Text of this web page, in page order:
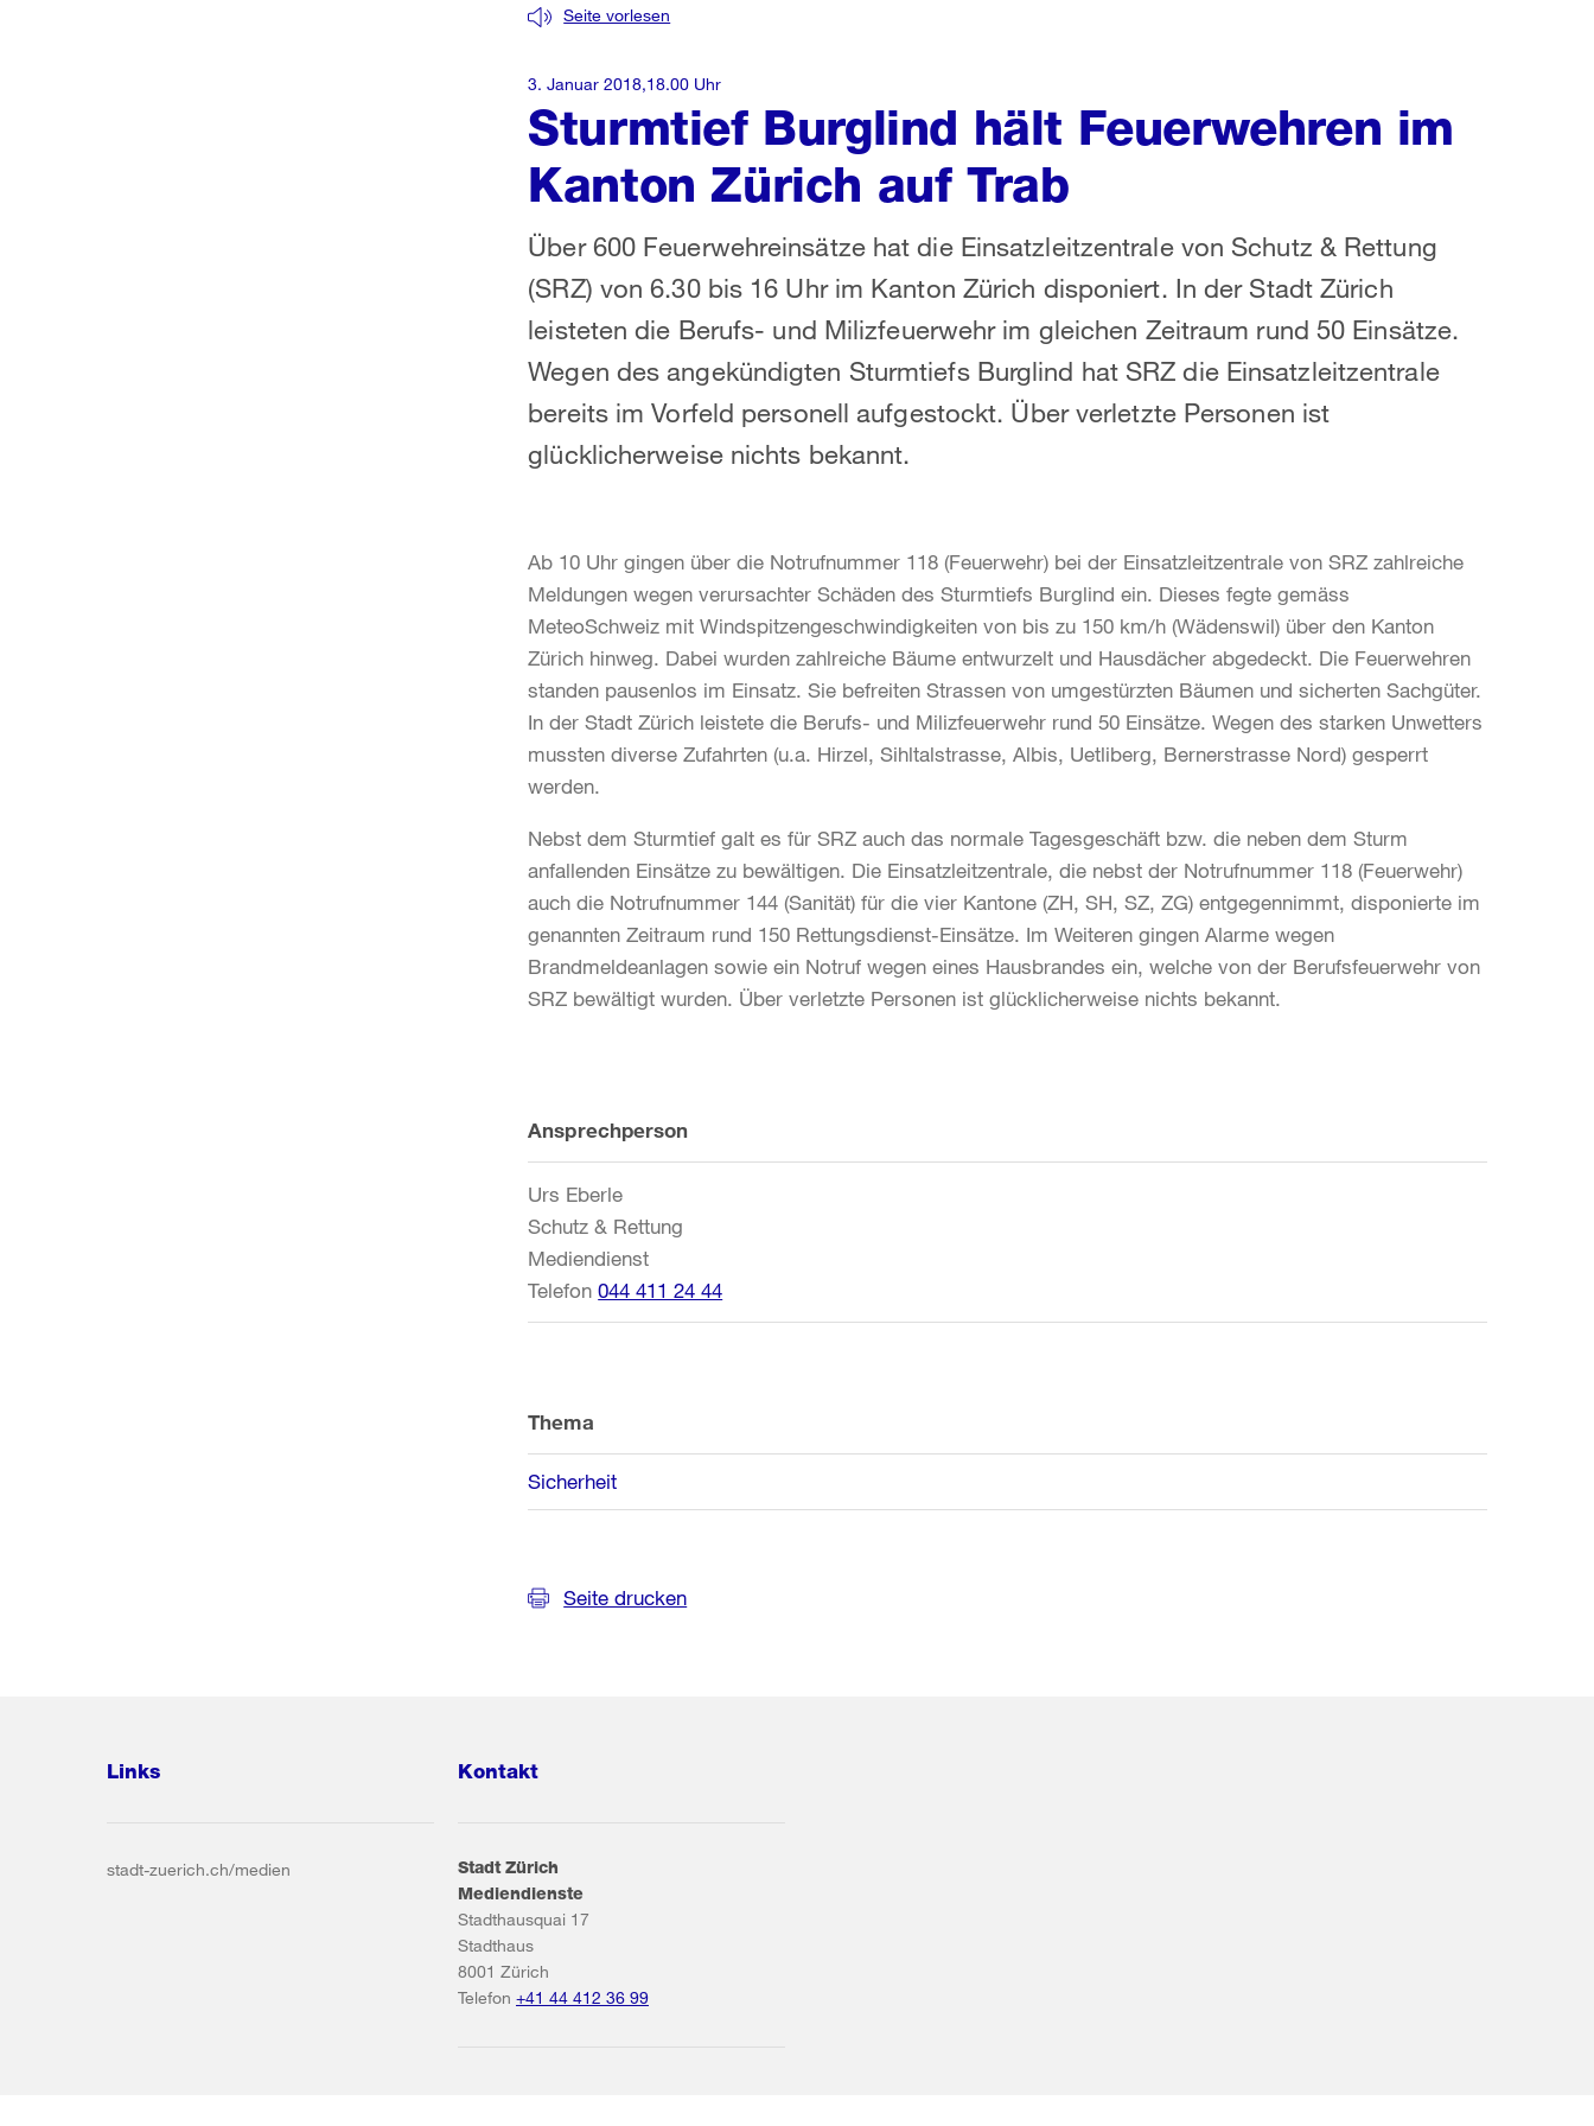
Sturmtief Burglind hält Feuerwehren im
Kanton Zürich auf Trab
Seite vorlesen
Über 600 Feuerwehreinsätze hat die Einsatzleitzentrale von Schutz & Rettung
(SRZ) von 6.30 bis 16 Uhr im Kanton Zürich disponiert. In der Stadt Zürich
leisteten die Berufs- und Milizfeuerwehr im gleichen Zeitraum rund 50 Einsätze.
Wegen des angekündigten Sturmtiefs Burglind hat SRZ die Einsatzleitzentrale
bereits im Vorfeld personell aufgestockt. Über verletzte Personen ist
glücklicherweise nichts bekannt.
3. Januar 2018,18.00 Uhr
Ab 10 Uhr gingen über die Notrufnummer 118 (Feuerwehr) bei der Einsatzleitzentrale von SRZ zahlreiche
Meldungen wegen verursachter Schäden des Sturmtiefs Burglind ein. Dieses fegte gemäss
MeteoSchweiz mit Windspitzengeschwindigkeiten von bis zu 150 km/h (Wädenswil) über den Kanton
Zürich hinweg. Dabei wurden zahlreiche Bäume entwurzelt und Hausdächer abgedeckt. Die Feuerwehren
standen pausenlos im Einsatz. Sie befreiten Strassen von umgestürzten Bäumen und sicherten Sachgüter.
In der Stadt Zürich leistete die Berufs- und Milizfeuerwehr rund 50 Einsätze. Wegen des starken Unwetters
mussten diverse Zufahrten (u.a. Hirzel, Sihltalstrasse, Albis, Uetliberg, Bernerstrasse Nord) gesperrt
werden.
Nebst dem Sturmtief galt es für SRZ auch das normale Tagesgeschäft bzw. die neben dem Sturm
anfallenden Einsätze zu bewältigen. Die Einsatzleitzentrale, die nebst der Notrufnummer 118 (Feuerwehr)
auch die Notrufnummer 144 (Sanität) für die vier Kantone (ZH, SH, SZ, ZG) entgegennimmt, disponierte im
genannten Zeitraum rund 150 Rettungsdienst-Einsätze. Im Weiteren gingen Alarme wegen
Brandmeldeanlagen sowie ein Notruf wegen eines Hausbrandes ein, welche von der Berufsfeuerwehr von
SRZ bewältigt wurden. Über verletzte Personen ist glücklicherweise nichts bekannt.
Weitere
Informationen
Ansprechperson
Urs Eberle
Schutz & Rettung
Mediendienst
Telefon 044 411 24 44
Thema
Sicherheit
Seite drucken
Links
stadt-zuerich.ch/medien
Kontakt
Stadt Zürich
Mediendienste
Stadthausquai 17
Stadthaus
8001 Zürich
Telefon +41 44 412 36 99